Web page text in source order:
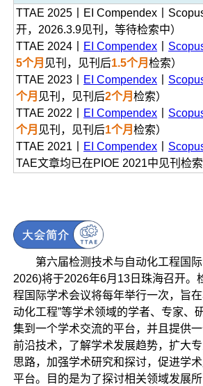
TTAE 2025丨EI Compendex丨
开，2026.3.9见刊，等待检索中）
TTAE 2024丨
EI Compendex
5个月 见刊，见刊后1.5个月检索）
TTAE 2023丨
EI Compendex
个月 见刊，见刊后2个月检索）
TTAE 2022丨
EI Compendex
个月 见刊，见刊后1个月检索）
TTAE 2021丨
EI Compendex
TAE文章均已在PIOE 2021中见刊检索
第六届检测技术与自动化工程国
2026)将于2026年6月13日珠海召开。
程国际学术会议将每年举行一次，旨在
动化工程”等学术领域的学者、专家、
集到一个学术交流的平台，并且提供一
前沿技术，了解学术发展趋势，扩大
思路，加强学术研究和探讨，促进学
平台。目的是为了探讨相关领域发展